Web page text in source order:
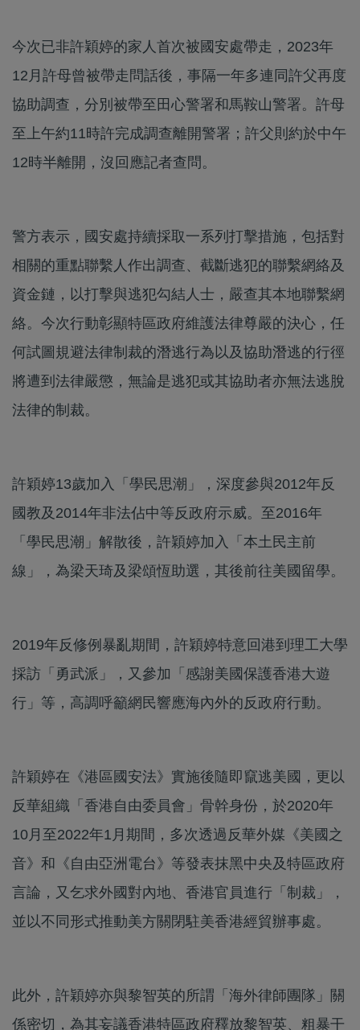
今次已非許穎婷的家人首次被國安處帶走，2023年
12月許母曾被帶走問話後，事隔一年多連同許父再度
協助調查，分別被帶至田心警署和馬鞍山警署。許母
至上午約11時許完成調查離開警署；許父則約於中午
12時半離開，沒回應記者查問。
警方表示，國安處持續採取一系列打擊措施，包括對
相關的重點聯繫人作出調查、截斷逃犯的聯繫網絡及
資金鏈，以打擊與逃犯勾結人士，嚴查其本地聯繫網
絡。今次行動彰顯特區政府維護法律尊嚴的決心，任
何試圖規避法律制裁的潛逃行為以及協助潛逃的行徑
將遭到法律嚴懲，無論是逃犯或其協助者亦無法逃脫
法律的制裁。
許穎婷13歲加入「學民思潮」，深度參與2012年反
國教及2014年非法佔中等反政府示威。至2016年
「學民思潮」解散後，許穎婷加入「本土民主前
線」，為梁天琦及梁頌恆助選，其後前往美國留學。
2019年反修例暴亂期間，許穎婷特意回港到理工大學
採訪「勇武派」，又參加「感謝美國保護香港大遊
行」等，高調呼籲網民響應海內外的反政府行動。
許穎婷在《港區國安法》實施後隨即竄逃美國，更以
反華組織「香港自由委員會」骨幹身份，於2020年
10月至2022年1月期間，多次透過反華外媒《美國之
音》和《自由亞洲電台》等發表抹黑中央及特區政府
言論，又乞求外國對內地、香港官員進行「制裁」，
並以不同形式推動美方關閉駐美香港經貿辦事處。
此外，許穎婷亦與黎智英的所謂「海外律師團隊」關
係密切，為其妄議香港特區政府釋放黎智英、粗暴干